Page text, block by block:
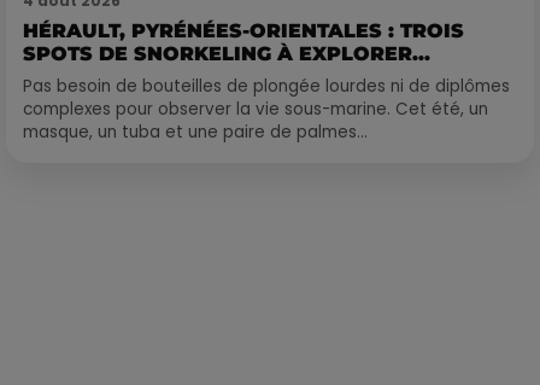
HÉRAULT, PYRÉNÉES-ORIENTALES : TROIS
SPOTS DE SNORKELING À EXPLORER...
Pas besoin de bouteilles de plongée lourdes ni de diplômes
complexes pour observer la vie sous-marine. Cet été, un
masque, un tuba et une paire de palmes...